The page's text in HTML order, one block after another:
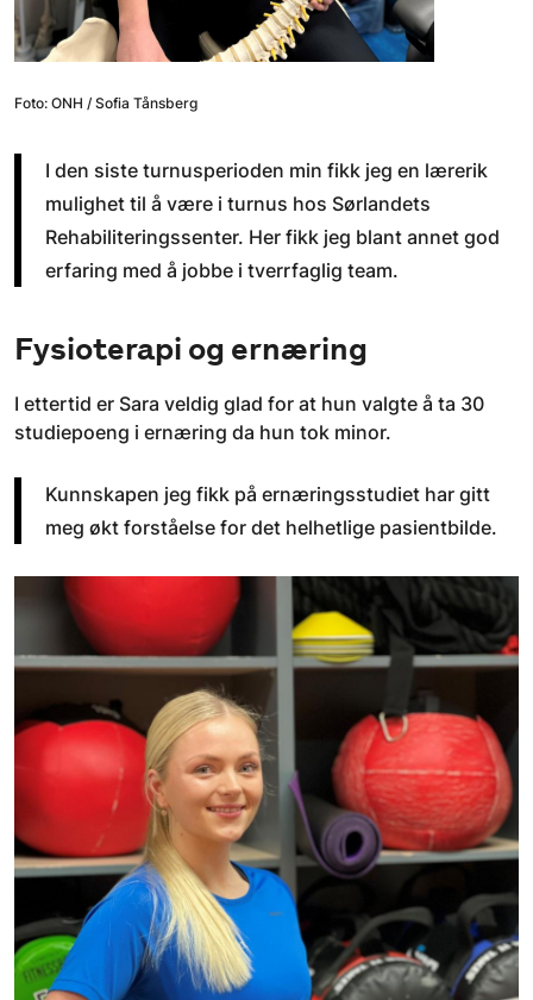
Foto: ONH / Sofia Tånsberg
I den siste turnusperioden min fikk jeg en lærerik
mulighet til å være i turnus hos Sørlandets
Rehabiliteringssenter. Her fikk jeg blant annet god
erfaring med å jobbe i tverrfaglig team.
Fysioterapi og ernæring
I ettertid er Sara veldig glad for at hun valgte å ta 30
studiepoeng i ernæring da hun tok minor.
Kunnskapen jeg fikk på ernæringsstudiet har gitt
meg økt forståelse for det helhetlige pasientbilde.